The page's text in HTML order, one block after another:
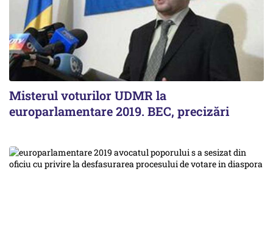
Misterul voturilor UDMR la
europarlamentare 2019. BEC, precizări